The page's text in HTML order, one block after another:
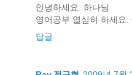
안녕하세요. 하나님
영어공부 열심히 하세요.
답글